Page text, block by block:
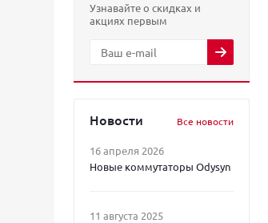
Узнавайте о скидках и
акциях первым
Новости Все новости
16 апреля 2026
Новые коммутаторы Odysyn
11 августа 2025